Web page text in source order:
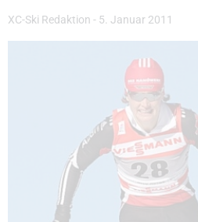
XC-Ski Redaktion - 5. Januar 2011